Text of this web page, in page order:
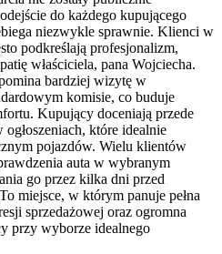
do każdego kupującego
niezwykle sprawnie. Klienci w
podkreślają profesjonalizm,
właściciela, pana Wojciecha.
bardziej wizytę w
komisie, co buduje
Kupujący doceniają przede
które idealnie
pojazdów. Wielu klientów
auta w wybranym
go przez kilka dni przed
miejsce, w którym panuje pełna
sprzedażowej oraz ogromna
przy wyborze idealnego